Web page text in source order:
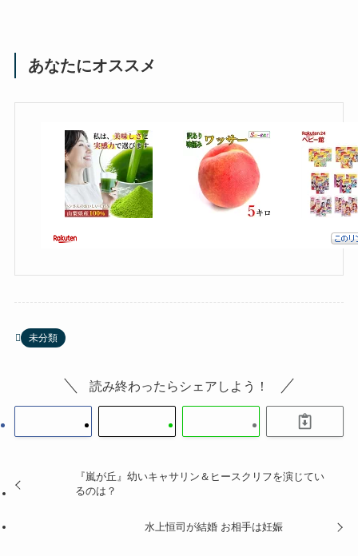
あなたにオススメ
未分類
読み終わったらシェアしよう！
『嵐が丘』幼いキャサリン＆ヒースクリフを演じてい
るのは？
水上恒司が結婚 お相手は妊娠